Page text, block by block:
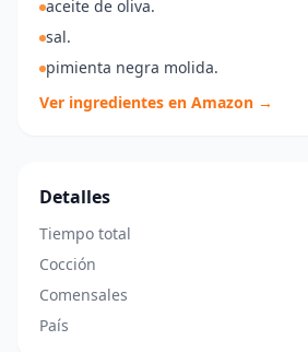
aceite de oliva.
sal.
pimienta negra molida.
Ver ingredientes en Amazon →
Detalles
Tiempo total
Cocción
Comensales
País